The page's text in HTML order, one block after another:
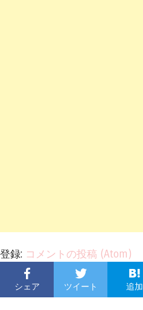
登録: コメントの投稿 (Atom)
シェア ツイート 追加